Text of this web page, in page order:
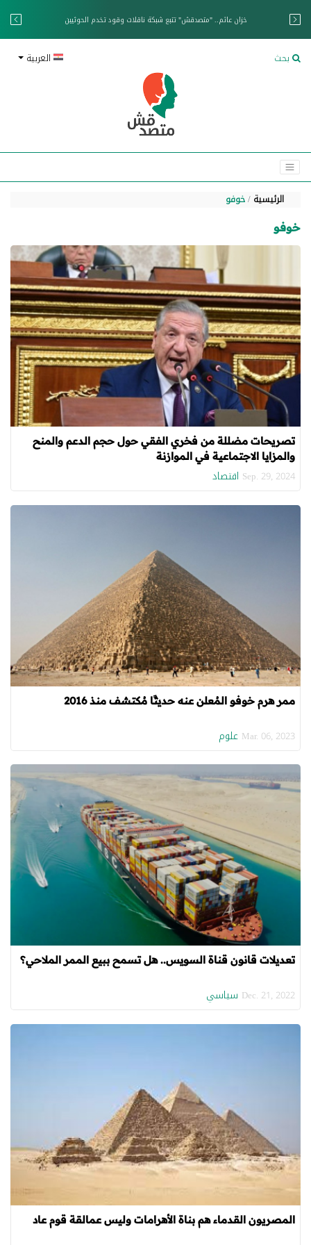
خزان عائم.. "متصدقش" تتبع شبكة ناقلات وقود تخدم الحوثيين
بحث العربية
الرئيسية خوفو
خوفو
تصريحات مضللة من فخري الفقي حول حجم الدعم والمنح
والمزايا الاجتماعية في الموازنة
Sep. 29, 2024 اقتصاد
ممر هرم خوفو المُعلن عنه حديثًا مُكتشف منذ 2016
Mar. 06, 2023 علوم
تعديلات قانون قناة السويس.. هل تسمح ببيع الممر الملاحي؟
Dec. 21, 2022 سياسي
المصريون القدماء هم بناة الأهرامات وليس عمالقة قوم عاد